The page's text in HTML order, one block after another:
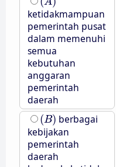
ketidakmampuan
pemerintah pusat
dalam memenuhi
semua
kebutuhan
anggaran
pemerintah
daerah
(B)
(B) berbagai
kebijakan
pemerintah
daerah